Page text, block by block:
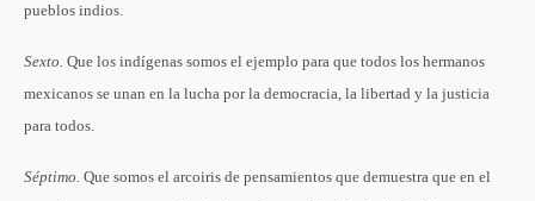
pueblos indios.
Sexto. Que los indígenas somos el ejemplo para que todos los hermanos
mexicanos se unan en la lucha por la democracia, la libertad y la justicia
para todos.
Séptimo. Que somos el arcoiris de pensamientos que demuestra que en el